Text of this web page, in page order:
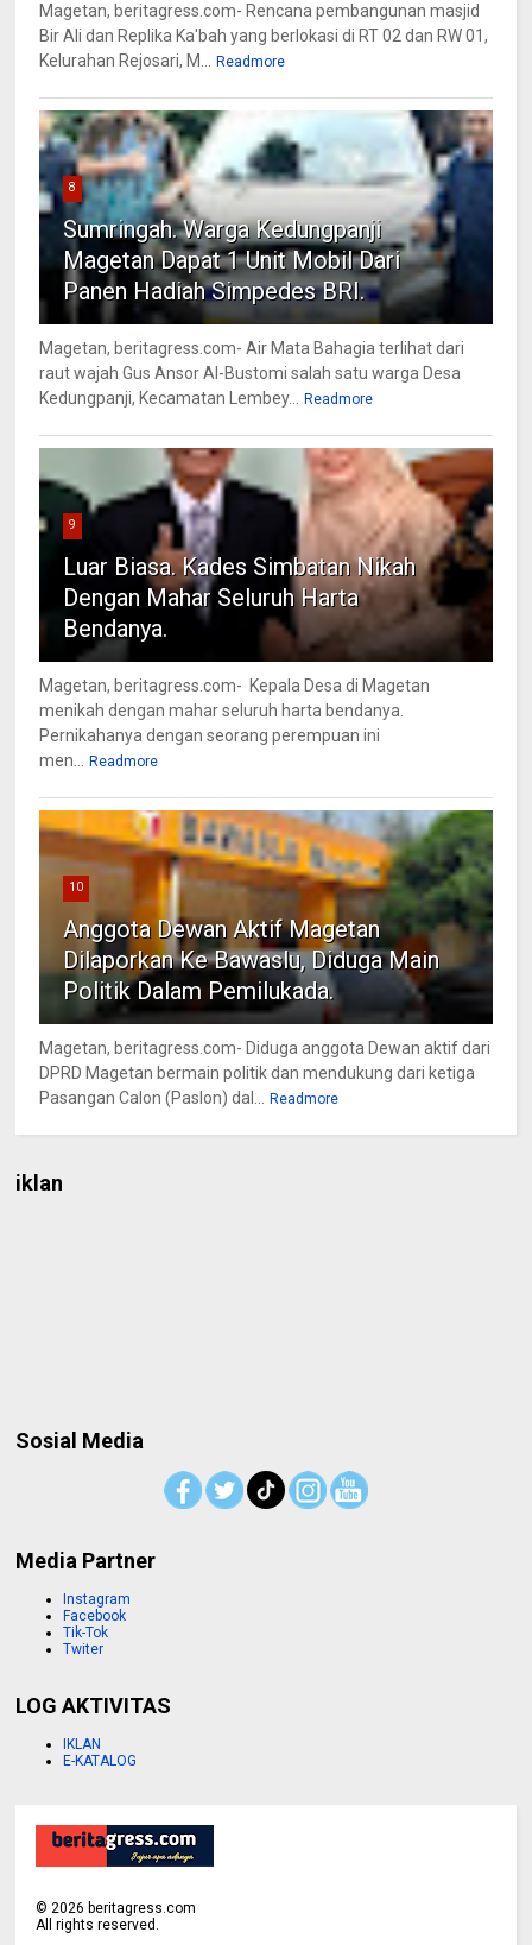
Magetan, beritagress.com- Rencana pembangunan masjid
Bir Ali dan Replika Ka'bah yang berlokasi di RT 02 dan RW 01,
Kelurahan Rejosari, M... Readmore
8
Sumringah. Warga Kedungpanji
Magetan Dapat 1 Unit Mobil Dari
Panen Hadiah Simpedes BRI.
Magetan, beritagress.com- Air Mata Bahagia terlihat dari
raut wajah Gus Ansor Al-Bustomi salah satu warga Desa
Kedungpanji, Kecamatan Lembey... Readmore
9
Luar Biasa. Kades Simbatan Nikah
Dengan Mahar Seluruh Harta
Bendanya.
Magetan, beritagress.com- Kepala Desa di Magetan
menikah dengan mahar seluruh harta bendanya.
Pernikahanya dengan seorang perempuan ini
men... Readmore
10
Anggota Dewan Aktif Magetan
Dilaporkan Ke Bawaslu, Diduga Main
Politik Dalam Pemilukada.
Magetan, beritagress.com- Diduga anggota Dewan aktif dari
DPRD Magetan bermain politik dan mendukung dari ketiga
Pasangan Calon (Paslon) dal... Readmore
iklan
Sosial Media
Media Partner
Instagram
Facebook
Tik-Tok
Twiter
LOG AKTIVITAS
IKLAN
E-KATALOG
©2026 beritagress.com
All rights reserved.